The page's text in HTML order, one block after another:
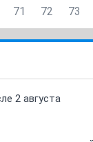
71 72 73
2 августа